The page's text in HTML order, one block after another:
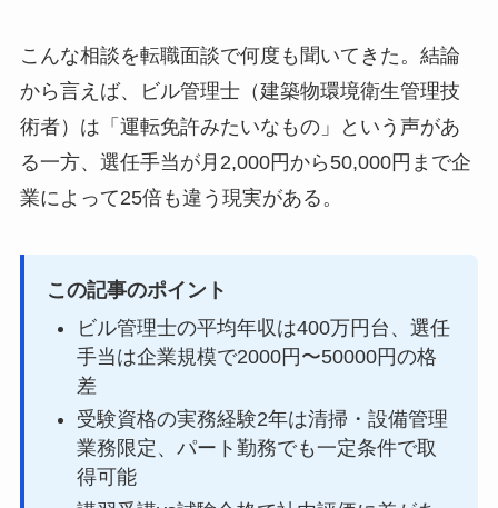
こんな相談を転職面談で何度も聞いてきた。結論
から言えば、ビル管理士（建築物環境衛生管理技
術者）は「運転免許みたいなもの」という声があ
る一方、選任手当が月2,000円から50,000円まで企
業によって25倍も違う現実がある。
この記事のポイント
ビル管理士の平均年収は400万円台、選任
手当は企業規模で2000円〜50000円の格
差
受験資格の実務経験2年は清掃・設備管理
業務限定、パート勤務でも一定条件で取
得可能